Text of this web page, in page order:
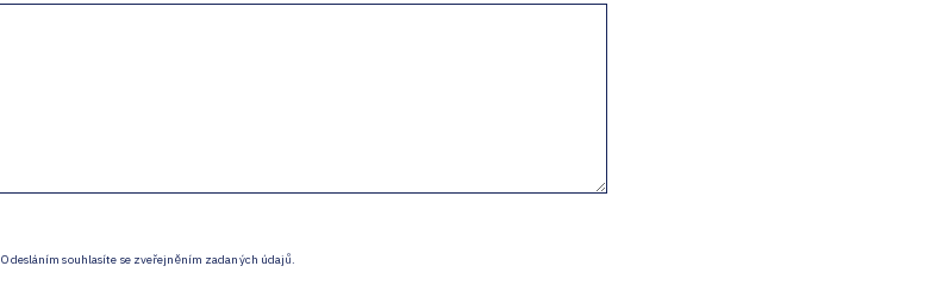
Odesláním souhlasíte se zveřejněním zadaných údajů.